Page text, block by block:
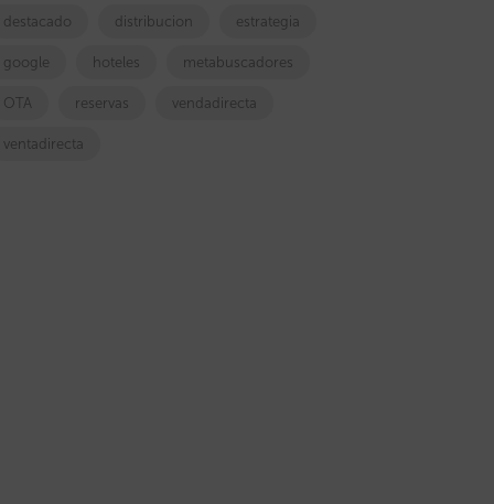
destacado distribucion estrategia
google hoteles metabuscadores
OTA reservas vendadirecta
ventadirecta